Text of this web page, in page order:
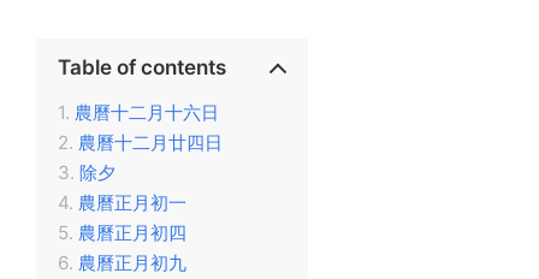
Table of contents
農曆十二月十六日
農曆十二月廿四日
除夕
農曆正月初一
農曆正月初四
農曆正月初九